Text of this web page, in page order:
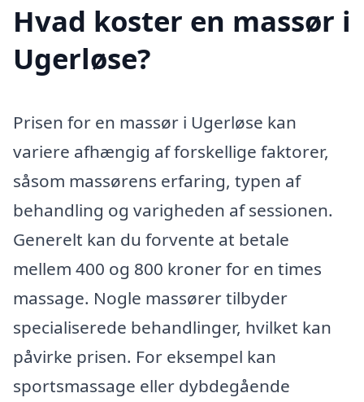
Hvad koster en massør i
Ugerløse?
Prisen for en massør i Ugerløse kan
variere afhængig af forskellige faktorer,
såsom massørens erfaring, typen af
behandling og varigheden af sessionen.
Generelt kan du forvente at betale
mellem 400 og 800 kroner for en times
massage. Nogle massører tilbyder
specialiserede behandlinger, hvilket kan
påvirke prisen. For eksempel kan
sportsmassage eller dybdegående